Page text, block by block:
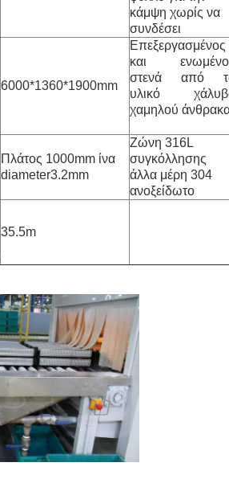
κάμψη χωρίς να
συνδέσει
6000*1360*1900mm
Επεξεργασμένος
και
στενά από
υλικό
χαμηλού
Πλάτος 1000mm ίνα
diameter3.2mm
Ζώνη 316L
συγκόλλησης
άλλα μέρη 304
ανοξείδωτο
35.5m